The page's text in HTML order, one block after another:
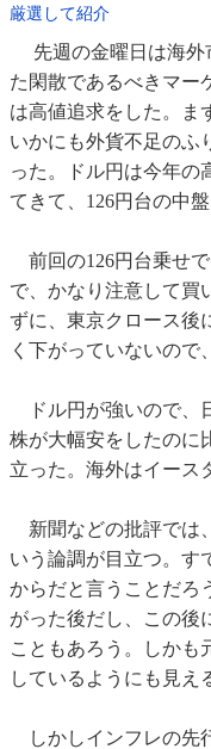
厳選して紹介
先週の金曜日は海外
た閑散であるべきマー
は高値追求をした。ま
いかにも外貨不足のふ
った。ドル円は今年の
てきて、126円台の中盤
前回の126円台乗せ
で、かなり注意して買
ずに、東京クロース後
く下がっていないので
ドル円が強いので、
株が大幅安をしたのに
立った。海外はイース
新聞などの批評では
いう論調が目立つ。す
からだと言うことだろ
がった後だし、この後
こともあろう。しかも
しているようにも見え
しかしインフレの先